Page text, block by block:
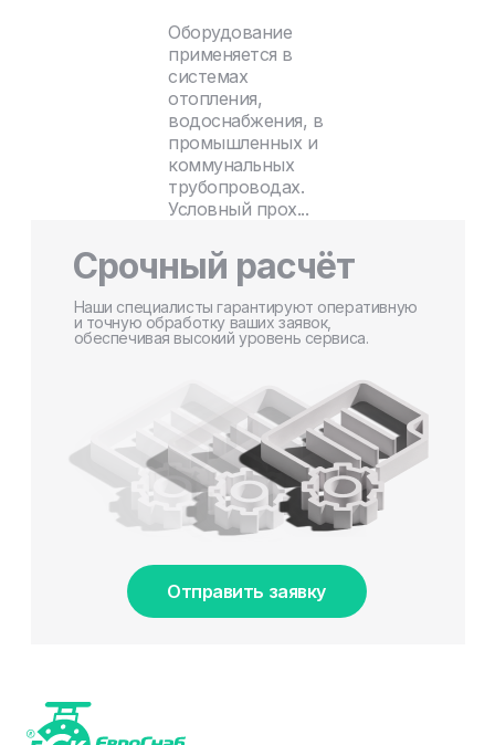
Оборудование
применяется в
системах
отопления,
водоснабжения, в
промышленных и
коммунальных
трубопроводах.
Условный прох...
Срочный расчёт
Наши специалисты гарантируют оперативную
и точную обработку ваших заявок,
обеспечивая высокий уровень сервиса.
Отправить заявку